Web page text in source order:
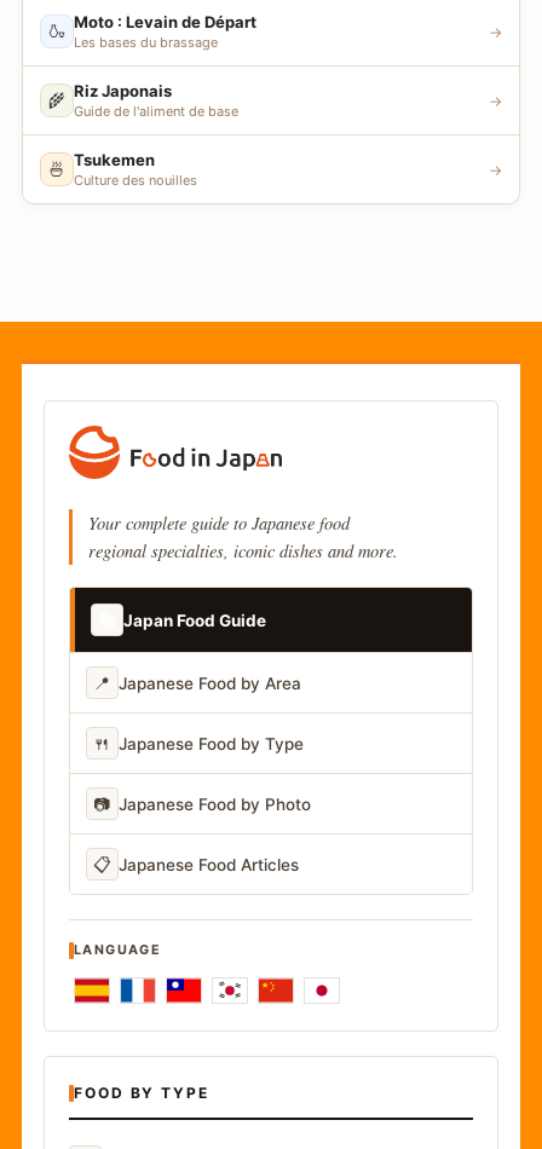
🍶 Moto : Levain de Départ
Les bases du brassage
→
🌾 Riz Japonais
Guide de l'aliment de base
→
🍜 Tsukemen
Culture des nouilles
→
Your complete guide to Japanese food
regional specialties, iconic dishes and more.
Japan Food Guide
📍 Japanese Food by Area
🍴 Japanese Food by Type
📷 Japanese Food by Photo
📋 Japanese Food Articles
LANGUAGE
FOOD BY TYPE